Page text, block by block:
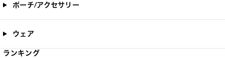
ポーチ/アクセサリー
ウェア
ランキング